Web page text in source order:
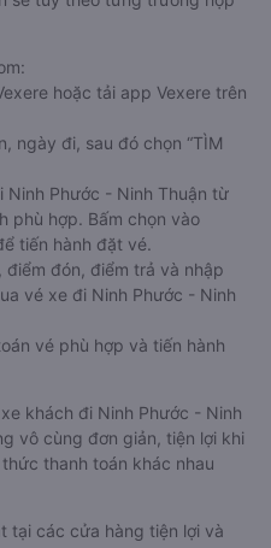
hoặc tải app Vexere trên
ngày đi, sau đó chọn “TÌM
Ninh Phước - Ninh Thuận từ
phù hợp. Bấm chọn vào
tiến hành đặt vé.
đón, điểm trả và nhập
vé xe đi Ninh Phước - Ninh
vé phù hợp và tiến hành
khách đi Ninh Phước - Ninh
vô cùng đơn giản, tiện lợi khi
thanh toán khác nhau
tại các cửa hàng tiện lợi và